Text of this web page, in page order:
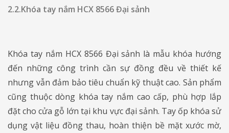
2.2.Khóa tay nắm HCX 8566 Đại sảnh
Khóa tay nắm HCX 8566 Đại sảnh là mẫu khóa hướng
đến những công trình cần sự đồng đều về thiết kế
nhưng vẫn đảm bảo tiêu chuẩn kỹ thuật cao. Sản phẩm
cũng thuộc dòng khóa tay nắm cao cấp, phù hợp lắp
đặt cho cửa gỗ lớn tại khu vực đại sảnh. Tay ốp khóa sử
dụng vật liệu đồng thau, hoàn thiện bề mặt xước mờ,